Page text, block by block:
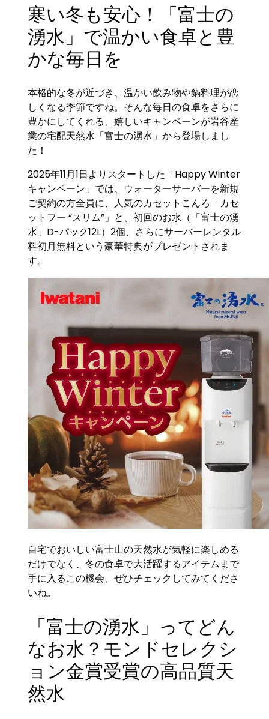
寒い冬も安心！「富士の
湧水」で温かい食卓と豊
かな毎日を
本格的な冬が近づき、温かい飲み物や鍋料理が恋
しくなる季節ですね。そんな毎日の食卓をさらに
豊かにしてくれる、嬉しいキャンペーンが岩谷産
業の宅配天然水「富士の湧水」から登場しまし
た！
2025年11月1日よりスタートした「Happy Winter
キャンペーン」では、ウォーターサーバーを新規
ご契約の方全員に、人気のカセットこんろ「カセ
ットフー “スリム”」と、初回のお水（「富士の湧
水」D-パック12L）2個、さらにサーバーレンタル
料初月無料という豪華特典がプレゼントされま
す。
自宅でおいしい富士山の天然水が気軽に楽しめる
だけでなく、冬の食卓で大活躍するアイテムまで
手に入るこの機会、ぜひチェックしてみてくださ
いね。
「富士の湧水」ってどん
なお水？モンドセレクシ
ョン金賞受賞の高品質天
然水